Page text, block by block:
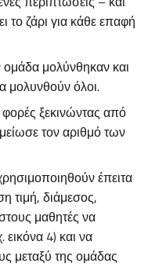
το ζάρι για κάθε επαφή
μολύνθηκαν και
μολυνθούν όλοι.
ξεκινώντας από
τον αριθμό των
έπειτα
τιμή, διάμεσος,
μαθητές να
4) και να
μεταξύ της ομάδας